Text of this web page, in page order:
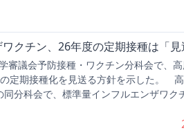
クチン、26年度の定期接種は「見
議会予防接種・ワクチン分科会で、
定期接種化を見送る方針を示した。
分科会で、標準量インフルエンザワク